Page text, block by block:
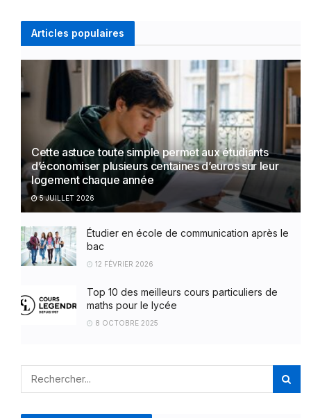
Articles populaires
Cette astuce toute simple permet aux étudiants
d’économiser plusieurs centaines d’euros sur leur
logement chaque année
5 JUILLET 2026
Étudier en école de communication après le
bac
12 FÉVRIER 2026
Top 10 des meilleurs cours particuliers de
maths pour le lycée
8 OCTOBRE 2025